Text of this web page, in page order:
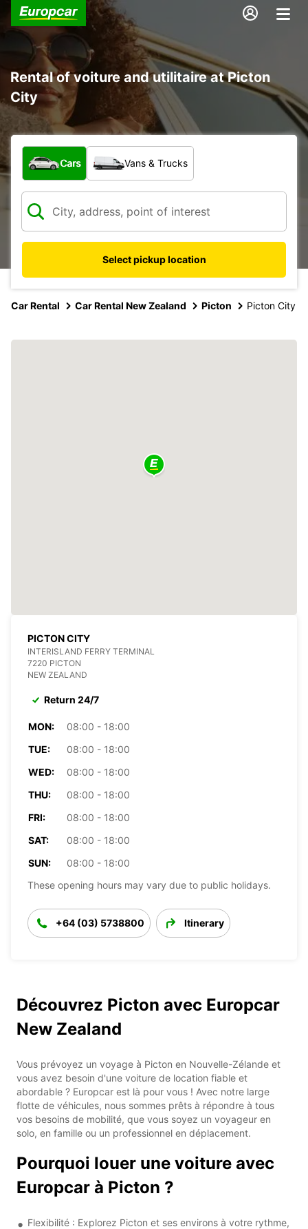
Rental of voiture and utilitaire at Picton
City
What type of vehicle?
Cars Vans & Trucks
Select pickup location
Car Rental Car Rental New Zealand Picton Picton City
PICTON CITY
INTERISLAND FERRY TERMINAL
7220 PICTON
NEW ZEALAND
Return 24/7
MON:
08:00 - 18:00
TUE:
08:00 - 18:00
WED:
08:00 - 18:00
THU:
08:00 - 18:00
FRI:
08:00 - 18:00
SAT:
08:00 - 18:00
SUN:
08:00 - 18:00
These opening hours may vary due to public holidays.
+64 (03) 5738800 Itinerary
Découvrez Picton avec Europcar
New Zealand
Vous prévoyez un voyage à Picton en Nouvelle-Zélande et
vous avez besoin d'une voiture de location fiable et
abordable ? Europcar est là pour vous ! Avec notre large
flotte de véhicules, nous sommes prêts à répondre à tous
vos besoins de mobilité, que vous soyez un voyageur en
solo, en famille ou un professionnel en déplacement.
Pourquoi louer une voiture avec
Europcar à Picton ?
Flexibilité : Explorez Picton et ses environs à votre rythme,